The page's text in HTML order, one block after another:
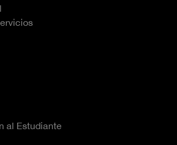
al Estudiante